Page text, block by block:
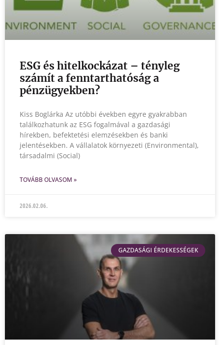
ESG és hitelkockázat – tényleg
számít a fenntarthatóság a
pénzügyekben?
Kiss Boglárka Az utóbbi években egyre gyakrabban
találkozhatunk az ESG fogalmával a gazdasági
hírekben, befektetési elemzésekben és banki
jelentésekben. A vállalatok környezeti (Environmental),
társadalmi (Social)
TOVÁBB OLVASOM »
2026.02.06.
GAZDASÁGI ÉRDEKESSÉGEK